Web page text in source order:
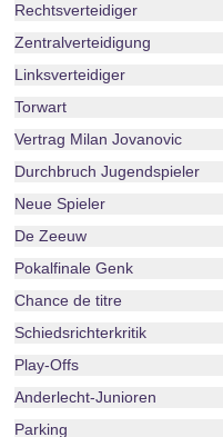
Rechtsverteidiger
Zentralverteidigung
Linksverteidiger
Torwart
Vertrag Milan Jovanovic
Durchbruch Jugendspieler
Neue Spieler
De Zeeuw
Pokalfinale Genk
Chance de titre
Schiedsrichterkritik
Play-Offs
Anderlecht-Junioren
Parking